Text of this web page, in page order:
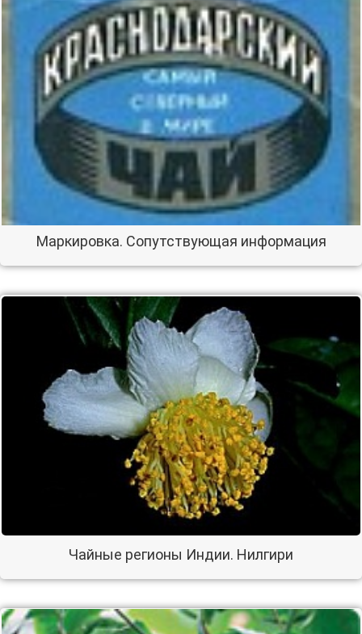
Маркировка. Сопутствующая информация
Чайные регионы Индии. Нилгири